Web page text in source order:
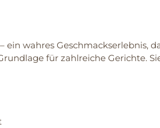
ein wahres
für zahlreiche Gerichte.